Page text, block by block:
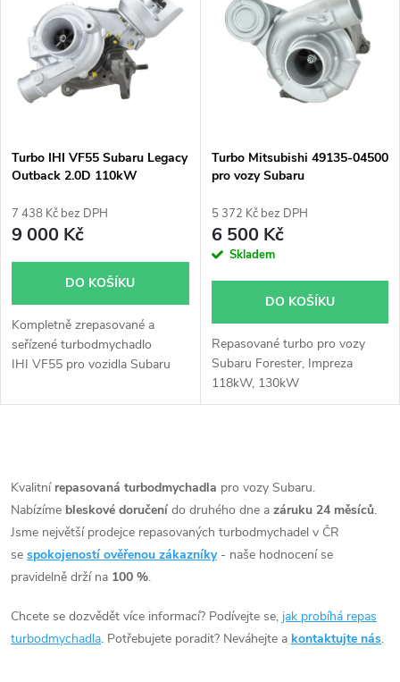
e
n
p
r
o
d
u
k
ů
Nejprodávanější
Abecedně
p
i
s
p
r
d
u
k
ů
Turbo IHI VF55 Subaru Legacy
Outback 2.0D 110kW
7 438 Kč bez DPH
9 000 Kč
DO KOŠÍKU
Kompletně zrepasované a
seřízené turbodmychadlo
IHI VF55 pro vozidla Subaru
110kW
Turbo Mitsubishi 49135-04500
pro vozy Subaru
5 372 Kč bez DPH
6 500 Kč
Skladem
DO KOŠÍKU
Repasované turbo pro vozy
Subaru Forester, Impreza
118kW, 130kW
v
l
á
a
Kvalitní repasovaná turbodmychadla pro vozy Subaru.
Nabízíme bleskové doručení do druhého dne a záruku 24 měsíců.
Jsme největší prodejce repasovaných turbodmychadel v ČR
se spokojeností ověřenou zákazníky - naše hodnocení se
pravidelně drží na 100 %.
Chcete se dozvědět více informací? Podívejte se, jak probíhá repas
turbodmychadla. Potřebujete poradit? Neváhejte a kontaktujte nás.